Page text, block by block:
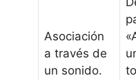
Asociación
a través de
un sonido.